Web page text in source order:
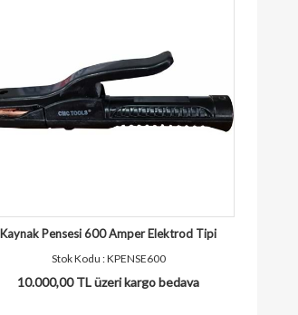
Kaynak Pensesi 600 Amper Elektrod Tipi
Stok Kodu : KPENSE600
10.000,00 TL üzeri kargo bedava